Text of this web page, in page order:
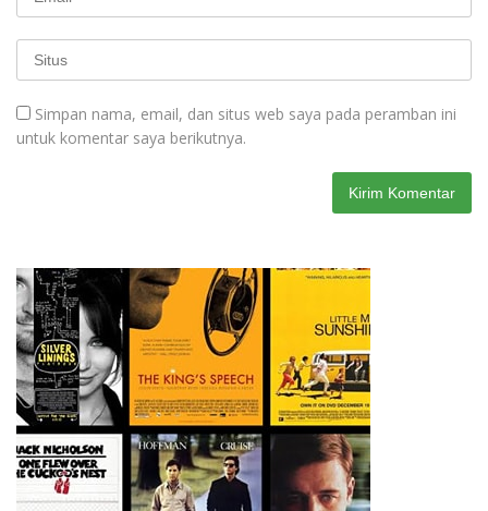
Simpan nama, email, dan situs web saya pada peramban ini
untuk komentar saya berikutnya.